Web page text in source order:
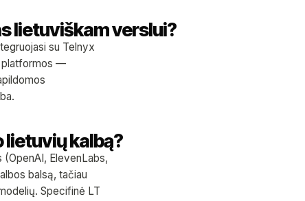
lietuviškam verslui?
su Telnyx
platformos —
lietuvių kalbą?
(OpenAI, ElevenLabs,
balsą, tačiau
Specifinė LT